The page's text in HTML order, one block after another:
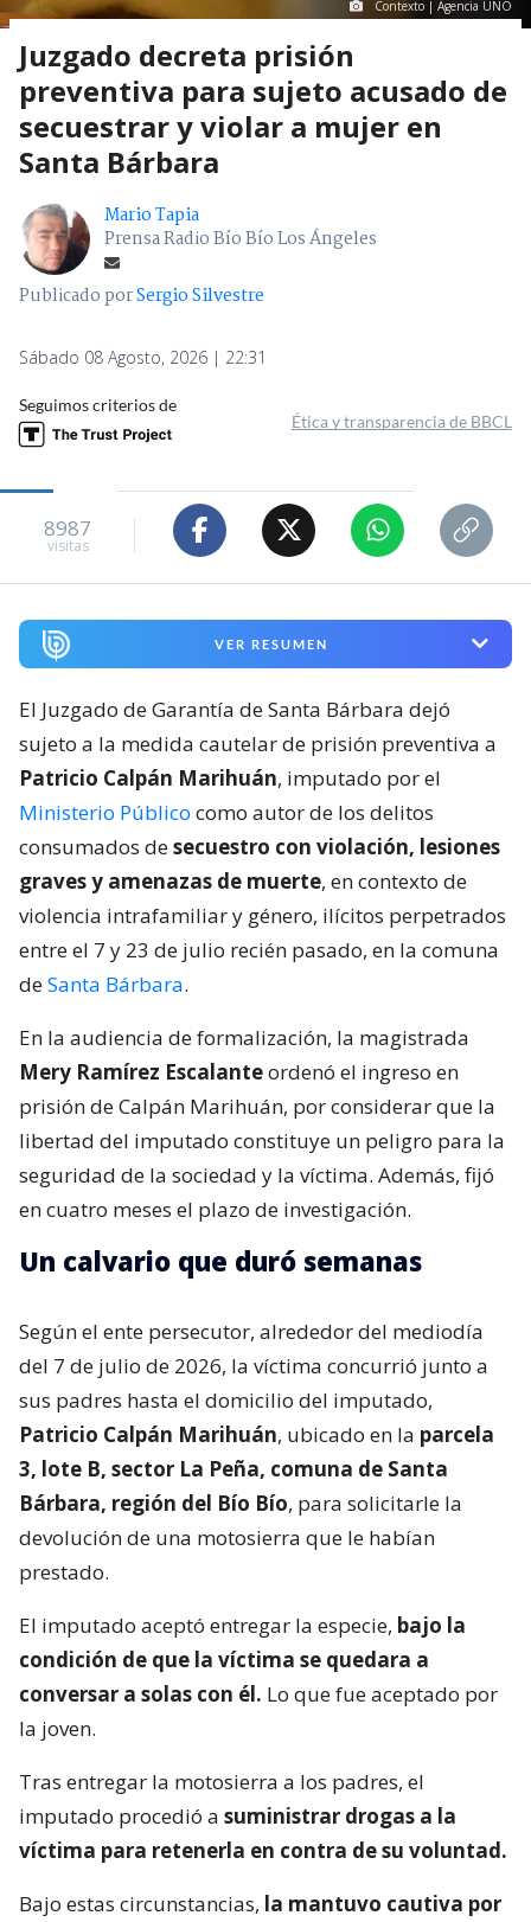
Contexto | Agencia UNO
Juzgado decreta prisión
preventiva para sujeto acusado de
secuestrar y violar a mujer en
Santa Bárbara
Mario Tapia
Prensa Radio Bío Bío Los Ángeles
Publicado porSergio Silvestre
Sábado 08 Agosto, 2026 | 22:31
Seguimos criterios de
Ética y transparencia de BBCL
8987
visitas
VER RESUMEN
El Juzgado de Garantía de Santa Bárbara dejó
sujeto a la medida cautelar de prisión preventiva a
Patricio Calpán Marihuán, imputado por el
Ministerio Público como autor de los delitos
consumados desecuestro con violación, lesiones
graves y amenazas de muerte, en contexto de
violencia intrafamiliar y género, ilícitos perpetrados
entre el 7 y 23 de julio recién pasado, en la comuna
deSanta Bárbara.
En la audiencia de formalización, la magistrada
Mery Ramírez Escalanteordenó el ingreso en
prisión de Calpán Marihuán, por considerar que la
libertad del imputado constituye un peligro para la
seguridad de la sociedad y la víctima. Además, fijó
en cuatro meses el plazo de investigación.
Un calvario que duró semanas
Según el ente persecutor, alrededor del mediodía
del 7 de julio de 2026, la víctima concurrió junto a
sus padres hasta el domicilio del imputado,
Patricio Calpán Marihuán, ubicado en la parcela
3, lote B, sector La Peña, comuna de Santa
Bárbara, región del Bío Bío, para solicitarle la
devolución de una motosierra que le habían
prestado.
El imputado aceptó entregar la especie, bajo la
condición de que la víctima se quedara a
conversar a solas con él. Lo que fue aceptado por
la joven.
Tras entregar la motosierra a los padres, el
imputado procedió a suministrar drogas a la
víctima para retenerla en contra de su voluntad.
Bajo estas circunstancias, la mantuvo cautiva por